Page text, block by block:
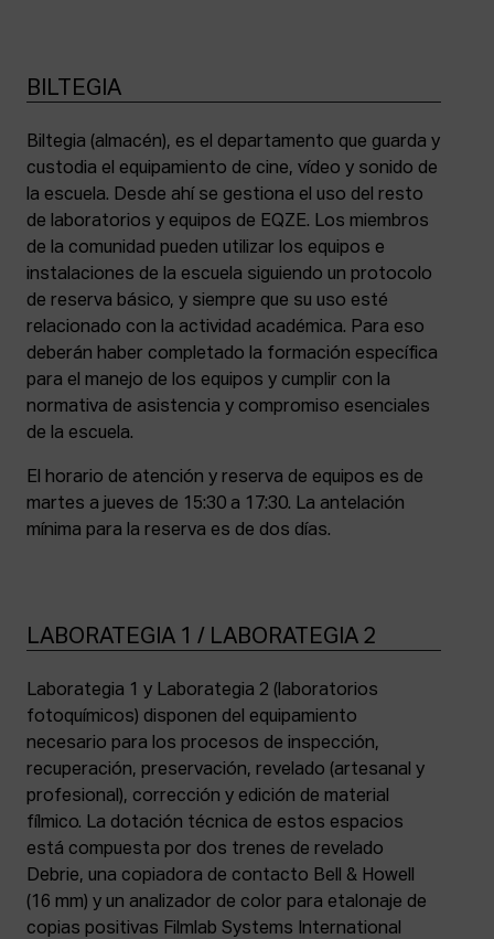
BILTEGIA
Biltegia (almacén), es el departamento que guarda y
custodia el equipamiento de cine, vídeo y sonido de
la escuela. Desde ahí se gestiona el uso del resto
de laboratorios y equipos de EQZE. Los miembros
de la comunidad pueden utilizar los equipos e
instalaciones de la escuela siguiendo un protocolo
de reserva básico, y siempre que su uso esté
relacionado con la actividad académica. Para eso
deberán haber completado la formación específica
para el manejo de los equipos y cumplir con la
normativa de asistencia y compromiso esenciales
de la escuela.
El horario de atención y reserva de equipos es de
martes a jueves de 15:30 a 17:30. La antelación
mínima para la reserva es de dos días.
LABORATEGIA 1 / LABORATEGIA 2
Laborategia 1 y Laborategia 2 (laboratorios
fotoquímicos) disponen del equipamiento
necesario para los procesos de inspección,
recuperación, preservación, revelado (artesanal y
profesional), corrección y edición de material
fílmico. La dotación técnica de estos espacios
está compuesta por dos trenes de revelado
Debrie, una copiadora de contacto Bell & Howell
(16 mm) y un analizador de color para etalonaje de
copias positivas Filmlab Systems International